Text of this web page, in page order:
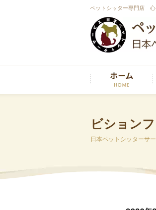
ペットシッター専門店 心
ビション
日本ペットシッターサ